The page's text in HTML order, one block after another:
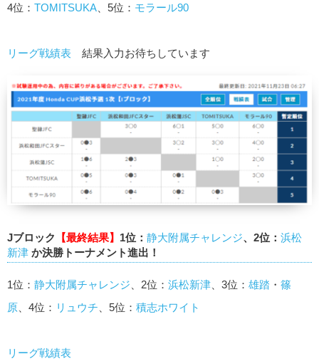
4位： TOMITSUKA 、5位： モラール90
リーグ戦績表 結果入力お待ちしています
Jブロック 【最終結果】 1位： 静大附属チャレンジ、2位： 浜松
新津 か決勝トーナメント進出！
1位： 静大附属チャレンジ 、2位： 浜松新津 、3位： 雄踏 ・ 篠
原 、4位： リュウチ 、5位： 積志ホワイト
リーグ戦績表